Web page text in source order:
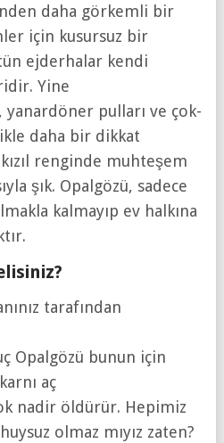
daha görkemli bir
için kusursuz bir
ejderhalar kendi
Yine
, yanardöner pulları ve çok-
daha bir dikkat
renginde muhteşem
şık. Opalgözü, sadece
kalmayıp ev halkına
tarafından
Opalgözü bunun için
aç
nadir öldürür. Hepimiz
olmaz mıyız zaten?